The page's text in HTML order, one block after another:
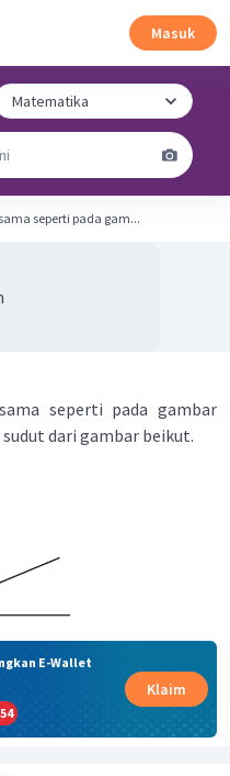
Masuk
seperti pada gam...
seperti pada gambar
dari gambar beikut.
E-Wallet
53
Klaim